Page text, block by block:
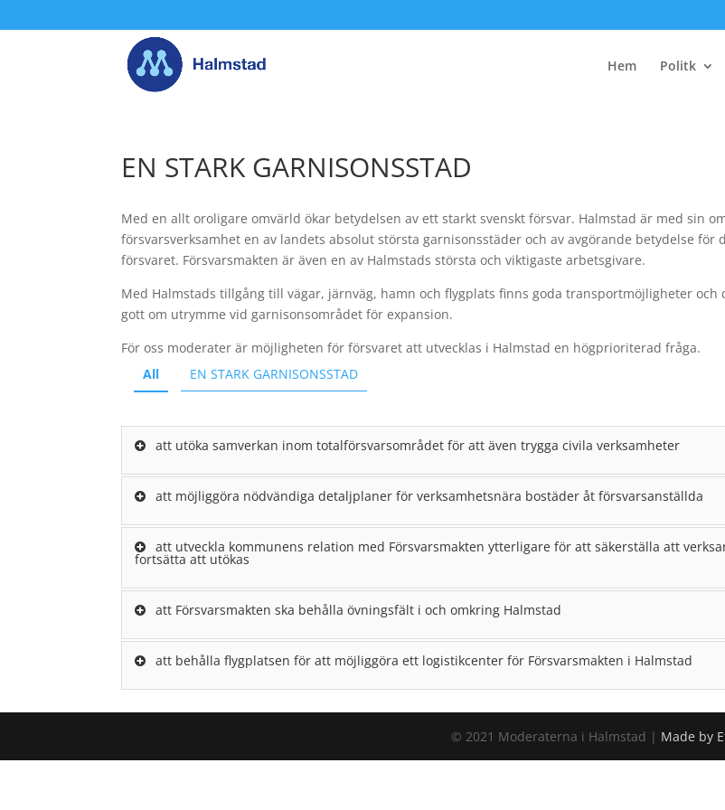
Hem Politk
EN STARK GARNISONSSTAD
Med en allt oroligare omvärld ökar betydelsen av ett starkt svenskt försvar. Halmstad är med sin
försvarsverksamhet en av landets absolut största garnisonsstäder och av avgörande betydelse för
försvaret. Försvarsmakten är även en av Halmstads största och viktigaste arbetsgivare.
Med Halmstads tillgång till vägar, järnväg, hamn och flygplats finns goda transportmöjligheter och
gott om utrymme vid garnisonsområdet för expansion.
För oss moderater är möjligheten för försvaret att utvecklas i Halmstad en högprioriterad fråga.
All
EN STARK GARNISONSSTAD
att utöka samverkan inom totalförsvarsområdet för att även trygga civila verksamheter
att möjliggöra nödvändiga detaljplaner för verksamhetsnära bostäder åt försvarsanställda
att utveckla kommunens relation med Försvarsmakten ytterligare för att säkerställa att
fortsätta att utökas
att Försvarsmakten ska behålla övningsfält i och omkring Halmstad
att behålla flygplatsen för att möjliggöra ett logistikcenter för Försvarsmakten i Halmstad
© 2021 Moderaterna i Halmstad | Made by